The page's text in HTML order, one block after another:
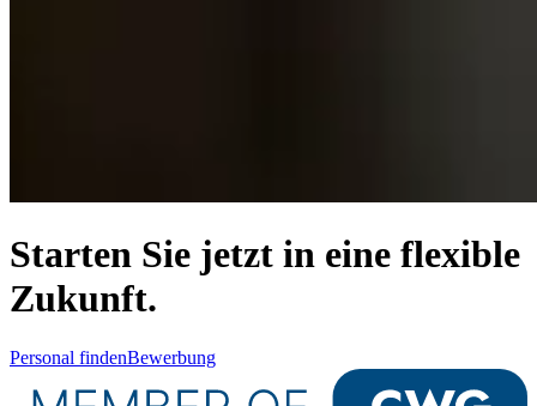
Starten Sie jetzt in eine flexible
Zukunft.
Personal findenBewerbung